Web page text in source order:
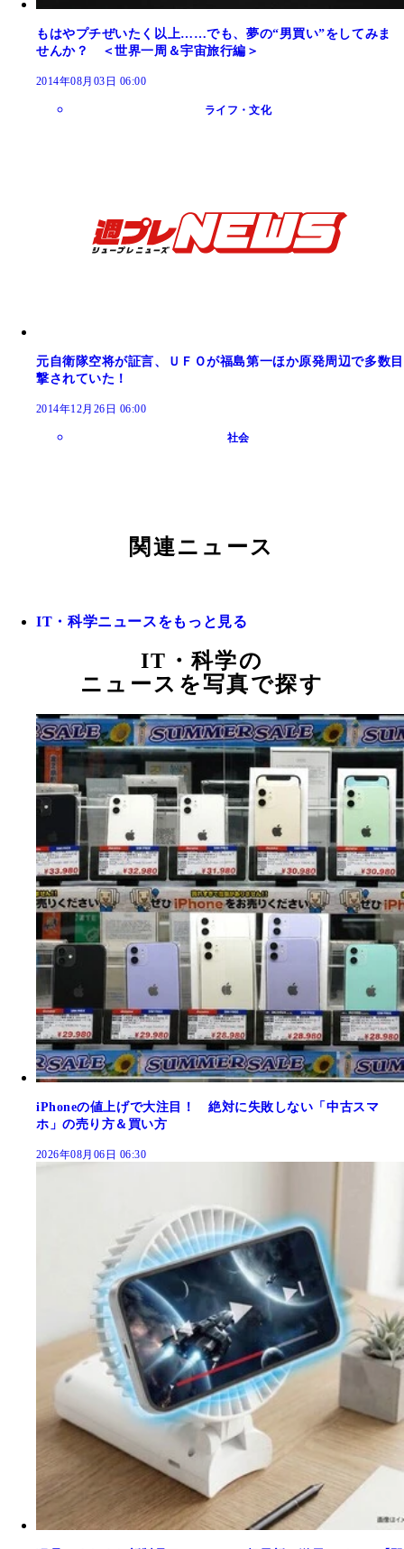
もはやプチぜいたく以上……でも、夢の“男買い”をしてみま
せんか？ ＜世界一周＆宇宙旅行編＞
2014年08月03日 06:00
ライフ・文化
元自衛隊空将が証言、ＵＦＯが福島第一ほか原発周辺で多数目
撃されていた！
2014年12月26日 06:00
社会
関連ニュース
IT・科学ニュースをもっと見る
IT・科学の
ニュースを写真で探す
iPhoneの値上げで大注目！ 絶対に失敗しない「中古スマ
ホ」の売り方＆買い方
2026年08月06日 06:30